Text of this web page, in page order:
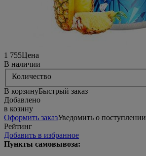
1 755Цена
В наличии
Количество
В корзинуБыстрый заказ
Добавлено
в козину
Оформить заказУведомить о поступлении
Рейтинг
Добавить в избранное
Пункты самовывоза: